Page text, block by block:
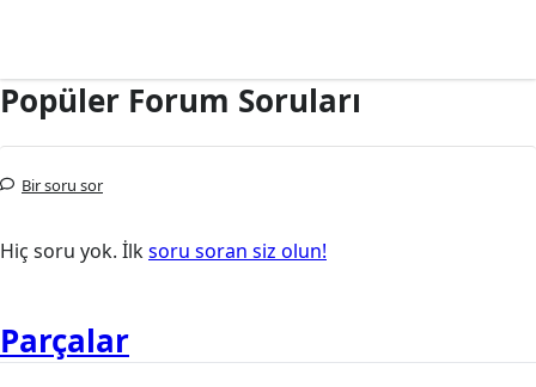
Popüler Forum Soruları
Bir soru sor
Hiç soru yok. İlksoru soran siz olun!
Parçalar